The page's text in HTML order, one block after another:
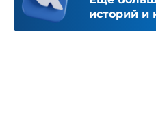
историй и